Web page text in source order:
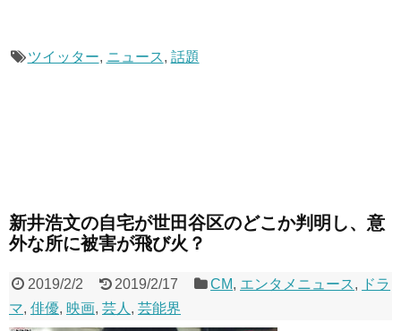
ツイッター, ニュース, 話題
新井浩文の自宅が世田谷区のどこか判明し、意
外な所に被害が飛び火？
2019/2/2 2019/2/17 CM, エンタメニュース, ドラ
マ, 俳優, 映画, 芸人 , 芸能界